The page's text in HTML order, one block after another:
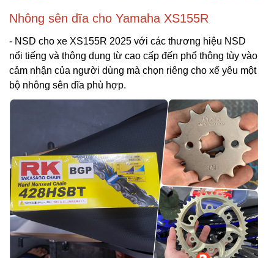
Nhông sên dĩa cho Yamaha XS155R
- NSD cho xe XS155R 2025 với các thương hiệu NSD
nổi tiếng và thông dụng từ cao cấp đến phổ thông tùy vào
cảm nhận của người dùng mà chọn riêng cho xế yêu một
bộ nhông sên dĩa phù hợp.